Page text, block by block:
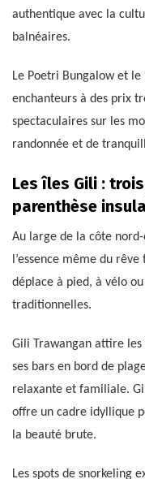
authentique avec la
balnéaires.
Le Poetri Bungalow et
enchanteurs à des prix
spectaculaires sur les
randonnée et de
Les îles Gili :
parenthèse
Au large de la côte
l’essence même du
déplace à pied, à vélo
traditionnelles.
Gili Trawangan attire
ses bars en bord de
relaxante et familiale.
offre un cadre idyllique
la beauté brute.
Les spots de snorkeling